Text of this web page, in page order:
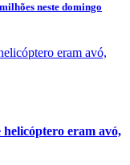
neste domingo
eram avó,